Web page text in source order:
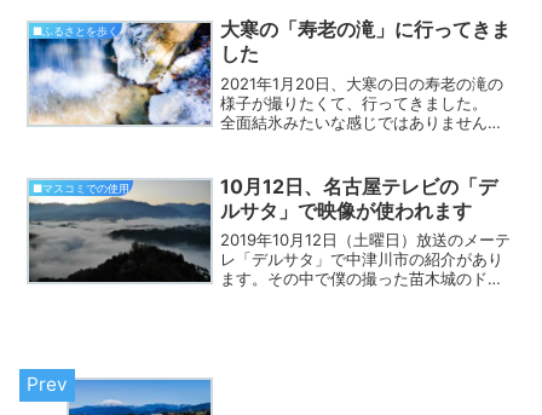
■ふるさとを歩く
大寒の「寿老の滝」に行ってきま
した
2021年1月20日、大寒の日の寿老の滝の
様子が撮りたくて、行ってきました。
全面結氷みたいな感じではありませんで
ネル
■マスコミでの使用
10月12日、名古屋テレビの「デ
ルサタ」で映像が使われます
2019年10月12日（土曜日）放送のメーテ
レ「デルサタ」で中津川市の紹介があり
ます。その中で僕の撮った苗木城のドロ